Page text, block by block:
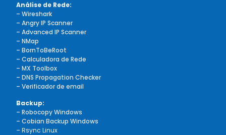
Análise de Rede:
– Wireshark
– Angry IP Scanner
– Advanced IP Scanner
– NMap
– BornToBeRoot
– Calculadora de Rede
– MX Toolbox
– DNS Propagation Checker
– Verificador de email
Backup:
– Robocopy Windows
– Cobian Backup Windows
– Rsync Linux